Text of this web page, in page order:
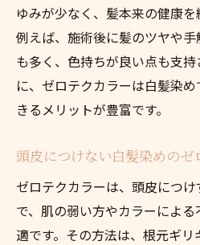
ゆみが少なく、髪本来の健康を
例えば、施術後に髪のツヤや
も多く、色持ちが良い点も支
に、ゼロテクカラーは白髪染
きるメリットが豊富です。
頭皮につけない白髪染めのゼ
ゼロテクカラーは、頭皮につ
で、肌の弱い方やカラーによ
適です。その方法は、根元ギ